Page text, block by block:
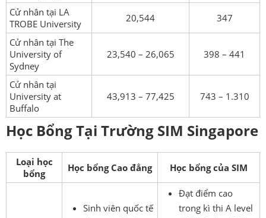
Cử nhân tại LA
TROBE University
20,544 347
Cử nhân tại The
University of
Sydney
23,540 – 26,065 398 – 441
Cử nhân tại
University at
Buffalo
43,913 – 77,425 743 – 1.310
Học BổngTại Trường SIM Singapore
Loại học
bổng
Học bổng Cao đẳng Học bổng của SIM
Sinh viên quốc tế
Đạt điểm cao
trong kì thi A level